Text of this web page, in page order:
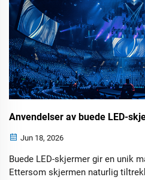
Anvendelser av buede LED-
Jun 18, 2026
Buede LED-skjermer gir en unik
Ettersom skjermen naturlig